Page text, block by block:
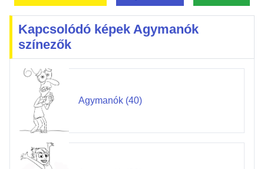
Kapcsolódó képek Agymanók
színezők
Agymanók (40)